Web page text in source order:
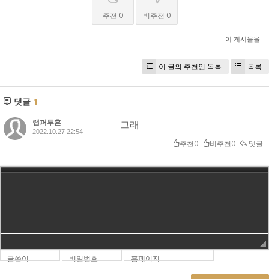
추천 0 비추천 0
이 게시물을
이 글의 추천인 목록 목록
댓글 1
랩퍼투혼
2022.10.27 22:54
그래
추천0 비추천0 댓글
글쓴이 비밀번호 홈페이지